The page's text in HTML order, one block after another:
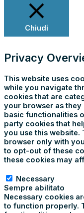
Chiudi
Privacy
This website uses
while you navigate
cookies that are
your browser as
basic functionalities
party cookies that
you use this website.
browser only with
to opt-out of these
these cookies may
Necessary
Sempre abilitato
Necessary cookies
to function properly.